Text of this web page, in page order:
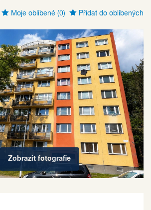
Moje oblíbené (0) Přidat do oblíbených
Zobrazit fotografie